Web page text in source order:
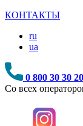
КОНТАКТЫ
ru
ua
0 800 30 30 20
Со всех